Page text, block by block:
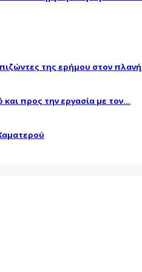
της ερήμου στον
προς την εργασία με τον...